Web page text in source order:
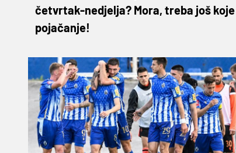
četvrtak-nedjelja? Mora, treba još koje
pojačanje!